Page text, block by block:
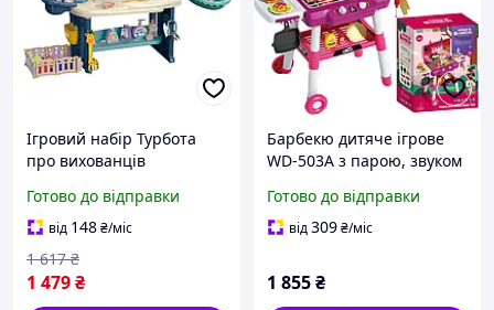
Ігровий набір Турбота
про вихованців
Собачкою 75 предметів
Готово до відправки
від 148₴/міс
1 479₴
1 617 ₴
Барбекю дитяче ігрове
WD-503A з парою, звуком
дитячі ігрові набори
Готово до відправки
від309₴/міс
1 855₴